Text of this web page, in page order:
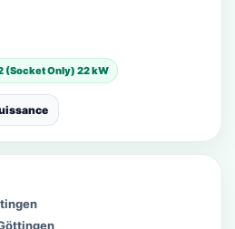
(Socket Only) 22 kW